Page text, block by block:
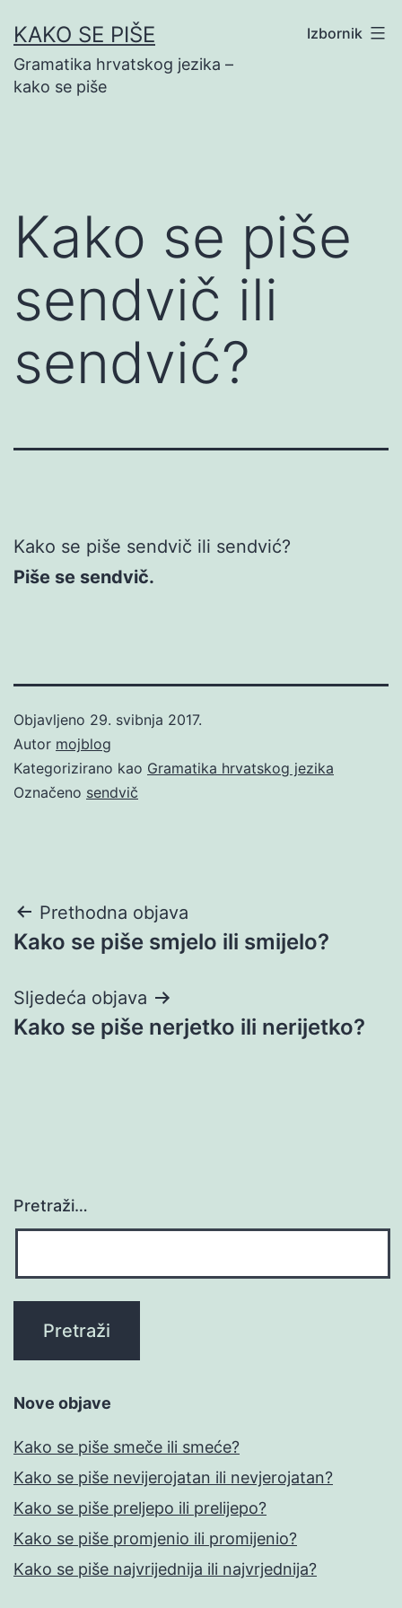
na
sadržaj
KAKO SE PIŠE
Gramatika hrvatskog jezika –
kako se piše
Izbornik
Kako se piše
sendvič ili
sendvić?
Kako se piše sendvič ili sendvić?
Piše se sendvič.
Objavljeno 29. svibnja 2017.
Autor mojblog
Kategorizirano kao Gramatika hrvatskog jezika
Označeno sendvič
Navigacija
objava
Prethodna objava
Kako se piše smjelo ili smijelo?
Sljedeća objava
Kako se piše nerjetko ili nerijetko?
Pretraži…
Nove objave
Kako se piše smeče ili smeće?
Kako se piše nevijerojatan ili nevjerojatan?
Kako se piše preljepo ili prelijepo?
Kako se piše promjenio ili promijenio?
Kako se piše najvrijednija ili najvrjednija?